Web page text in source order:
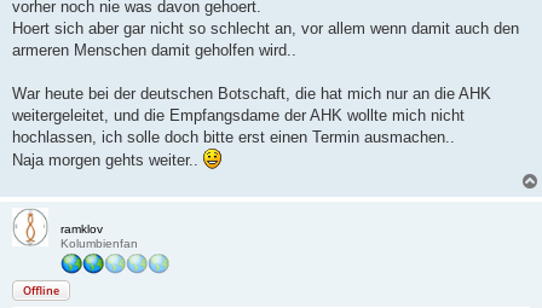
r
a
vorher noch nie was davon gehoert.
Hoert sich aber gar nicht so schlecht an, vor allem wenn damit auch den
armeren Menschen damit geholfen wird..
War heute bei der deutschen Botschaft, die hat mich nur an die AHK
weitergeleitet, und die Empfangsdame der AHK wollte mich nicht
hochlassen, ich solle doch bitte erst einen Termin ausmachen..
Naja morgen gehts weiter..
ramklov
Kolumbienfan
Offline